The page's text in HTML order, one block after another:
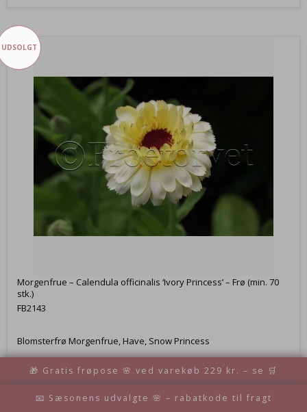
UDSOLGT
Morgenfrue – Calendula officinalis ‘Ivory Princess’ – Frø (min. 70
stk.)
FB2143
Blomsterfrø Morgenfrue, Have, Snow Princess
🎁 Gratis frøpose 🌸 ved varekøb 229 kr. – se 🛒
📧 Sæsonens udvalgte 🌸 – rabatkode til fragt